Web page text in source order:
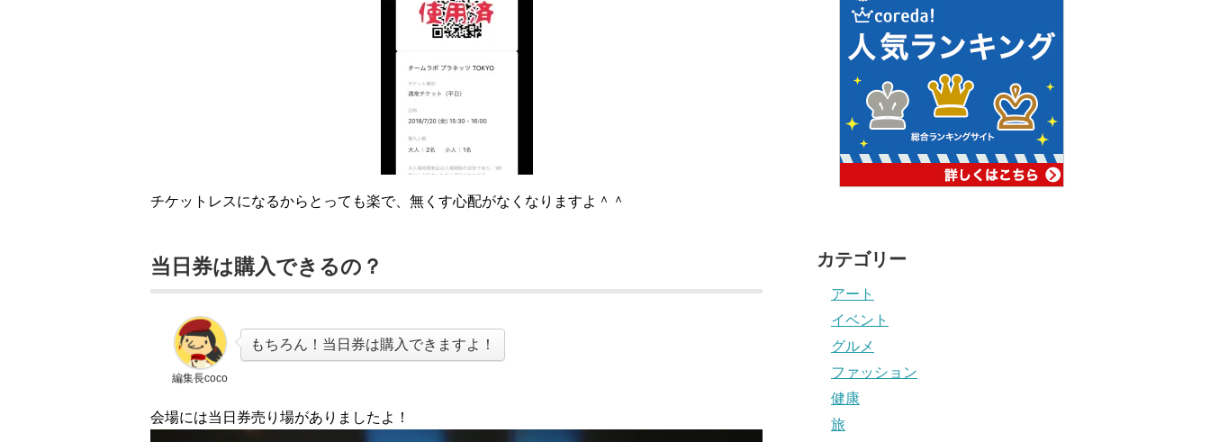
チケットレスになるからとっても楽で、無くす心配がなくなりますよ＾＾
当日券は購入できるの？
編集長coco
もちろん！当日券は購入できますよ！
会場には当日券売り場がありましたよ！
カテゴリー
アート
イベント
グルメ
ファッション
健康
旅